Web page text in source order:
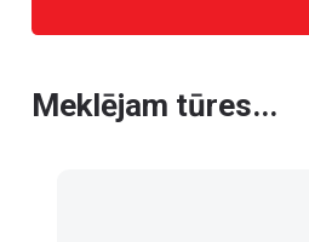
Meklējam tūres...